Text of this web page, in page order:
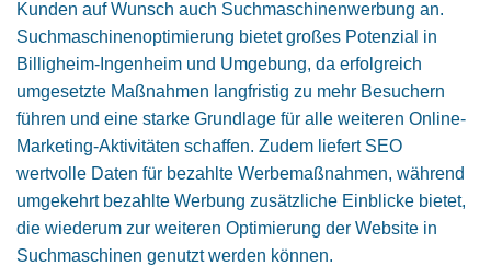
Kunden auf Wunsch auch Suchmaschinenwerbung an.
Suchmaschinen­optimierung bietet großes Potenzial in
Billigheim-Ingenheim und Umgebung, da erfolgreich
umgesetzte Maßnahmen langfristig zu mehr Besuchern
führen und eine starke Grundlage für alle weiteren Online-
Marketing-Aktivitäten schaffen. Zudem liefert SEO
wertvolle Daten für bezahlte Werbemaßnahmen, während
umgekehrt bezahlte Werbung zusätzliche Einblicke bietet,
die wiederum zur weiteren Optimierung der Website in
Suchmaschinen genutzt werden können.